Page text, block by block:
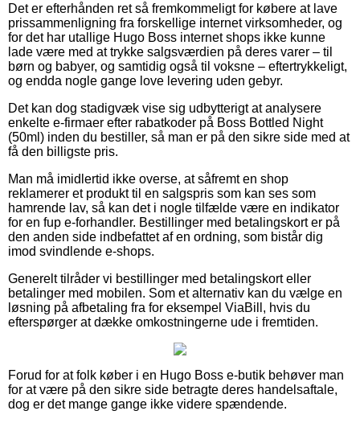
Det er efterhånden ret så fremkommeligt for købere at lave
prissammenligning fra forskellige internet virksomheder, og
for det har utallige Hugo Boss internet shops ikke kunne
lade være med at trykke salgsværdien på deres varer – til
børn og babyer, og samtidig også til voksne – eftertrykkeligt,
og endda nogle gange love levering uden gebyr.
Det kan dog stadigvæk vise sig udbytterigt at analysere
enkelte e-firmaer efter rabatkoder på Boss Bottled Night
(50ml) inden du bestiller, så man er på den sikre side med at
få den billigste pris.
Man må imidlertid ikke overse, at såfremt en shop
reklamerer et produkt til en salgspris som kan ses som
hamrende lav, så kan det i nogle tilfælde være en indikator
for en fup e-forhandler. Bestillinger med betalingskort er på
den anden side indbefattet af en ordning, som bistår dig
imod svindlende e-shops.
Generelt tilråder vi bestillinger med betalingskort eller
betalinger med mobilen. Som et alternativ kan du vælge en
løsning på afbetaling fra for eksempel ViaBill, hvis du
efterspørger at dække omkostningerne ude i fremtiden.
Forud for at folk køber i en Hugo Boss e-butik behøver man
for at være på den sikre side betragte deres handelsaftale,
dog er det mange gange ikke videre spændende.